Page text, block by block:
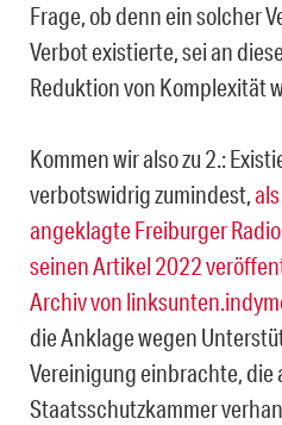
Frage, ob denn ein solcher
Verbot existierte, sei an
Reduktion von Komplexität
Kommen wir also zu 2.:
verbotswidrig zumindest,
angeklagte Freiburger
seinen Artikel 2022
Archiv von
die Anklage wegen
Vereinigung einbrachte, die
Staatsschutzkammer